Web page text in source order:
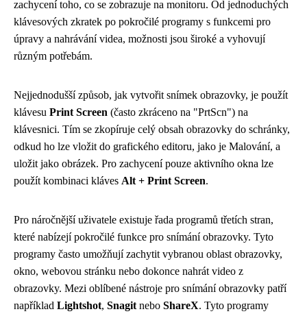
zachycení toho, co se zobrazuje na monitoru. Od jednoduchých
klávesových zkratek po pokročilé programy s funkcemi pro
úpravy a nahrávání videa, možnosti jsou široké a vyhovují
různým potřebám.
Nejjednodušší způsob, jak vytvořit snímek obrazovky, je použít
klávesu Print Screen (často zkráceno na "PrtScn") na
klávesnici. Tím se zkopíruje celý obsah obrazovky do schránky,
odkud ho lze vložit do grafického editoru, jako je Malování, a
uložit jako obrázek. Pro zachycení pouze aktivního okna lze
použít kombinaci kláves Alt + Print Screen.
Pro náročnější uživatele existuje řada programů třetích stran,
které nabízejí pokročilé funkce pro snímání obrazovky. Tyto
programy často umožňují zachytit vybranou oblast obrazovky,
okno, webovou stránku nebo dokonce nahrát video z
obrazovky. Mezi oblíbené nástroje pro snímání obrazovky patří
například Lightshot, Snagit nebo ShareX. Tyto programy